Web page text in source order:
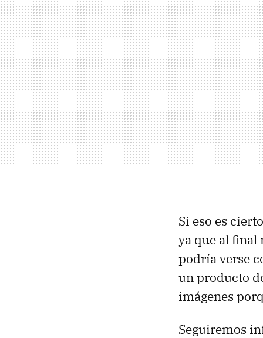
Si eso es
ya que al
podría verse
un producto
imágenes
Seguiremos